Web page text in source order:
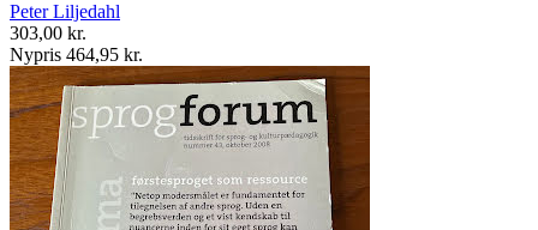
Peter Liljedahl
303,00 kr.
Nypris 464,95 kr.